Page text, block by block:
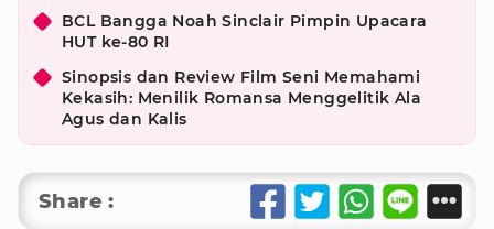
BCL Bangga Noah Sinclair Pimpin Upacara
HUT ke-80 RI
Sinopsis dan Review Film Seni Memahami
Kekasih: Menilik Romansa Menggelitik Ala
Agus dan Kalis
Share :